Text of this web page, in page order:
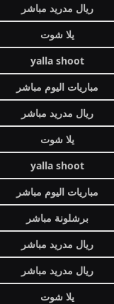
ريال مدريد مباشر
يلا شوت
yalla shoot
مباريات اليوم مباشر
ريال مدريد مباشر
يلا شوت
yalla shoot
مباريات اليوم مباشر
برشلونة مباشر
ريال مدريد مباشر
ريال مدريد مباشر
يلا شوت